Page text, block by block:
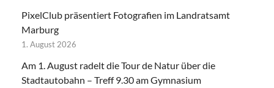
PixelClub präsentiert Fotografien im Landratsamt
Marburg
1. August 2026
Am 1. August radelt die Tour de Natur über die
Stadtautobahn – Treff 9.30 am Gymnasium